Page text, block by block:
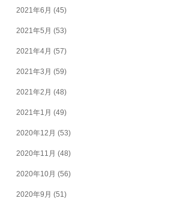
2021年6月 (45)
2021年5月 (53)
2021年4月 (57)
2021年3月 (59)
2021年2月 (48)
2021年1月 (49)
2020年12月 (53)
2020年11月 (48)
2020年10月 (56)
2020年9月 (51)